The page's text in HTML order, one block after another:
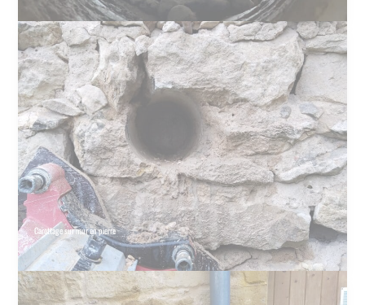
Carottage sur mur en pierre